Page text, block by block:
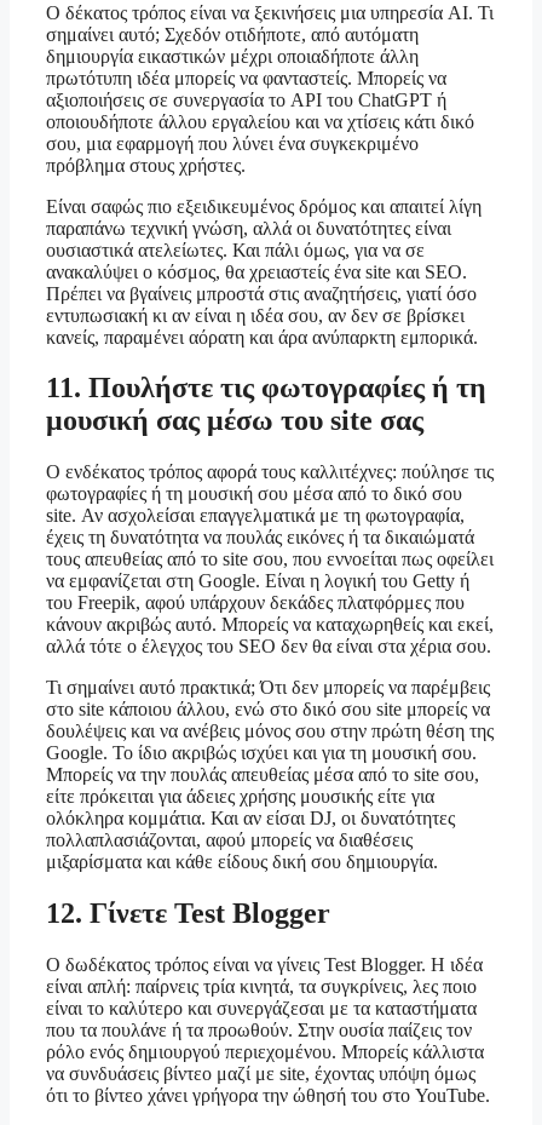
Ο δέκατος τρόπος είναι να ξεκινήσεις μια υπηρεσία AI. Τι
σημαίνει αυτό; Σχεδόν οτιδήποτε, από αυτόματη
δημιουργία εικαστικών μέχρι οποιαδήποτε άλλη
πρωτότυπη ιδέα μπορείς να φανταστείς. Μπορείς να
αξιοποιήσεις σε συνεργασία το API του ChatGPT ή
οποιουδήποτε άλλου εργαλείου και να χτίσεις κάτι δικό
σου, μια εφαρμογή που λύνει ένα συγκεκριμένο
πρόβλημα στους χρήστες.
Είναι σαφώς πιο εξειδικευμένος δρόμος και απαιτεί λίγη
παραπάνω τεχνική γνώση, αλλά οι δυνατότητες είναι
ουσιαστικά ατελείωτες. Και πάλι όμως, για να σε
ανακαλύψει ο κόσμος, θα χρειαστείς ένα site και SEO.
Πρέπει να βγαίνεις μπροστά στις αναζητήσεις, γιατί όσο
εντυπωσιακή κι αν είναι η ιδέα σου, αν δεν σε βρίσκει
κανείς, παραμένει αόρατη και άρα ανύπαρκτη εμπορικά.
11. Πουλήστε τις φωτογραφίες ή τη
μουσική σας μέσω του site σας
Ο ενδέκατος τρόπος αφορά τους καλλιτέχνες: πούλησε τις
φωτογραφίες ή τη μουσική σου μέσα από το δικό σου
site. Αν ασχολείσαι επαγγελματικά με τη φωτογραφία,
έχεις τη δυνατότητα να πουλάς εικόνες ή τα δικαιώματά
τους απευθείας από το site σου, που εννοείται πως οφείλει
να εμφανίζεται στη Google. Είναι η λογική του Getty ή
του Freepik, αφού υπάρχουν δεκάδες πλατφόρμες που
κάνουν ακριβώς αυτό. Μπορείς να καταχωρηθείς και εκεί,
αλλά τότε ο έλεγχος του SEO δεν θα είναι στα χέρια σου.
Τι σημαίνει αυτό πρακτικά; Ότι δεν μπορείς να παρέμβεις
στο site κάποιου άλλου, ενώ στο δικό σου site μπορείς να
δουλέψεις και να ανέβεις μόνος σου στην πρώτη θέση της
Google. Το ίδιο ακριβώς ισχύει και για τη μουσική σου.
Μπορείς να την πουλάς απευθείας μέσα από το site σου,
είτε πρόκειται για άδειες χρήσης μουσικής είτε για
ολόκληρα κομμάτια. Και αν είσαι DJ, οι δυνατότητες
πολλαπλασιάζονται, αφού μπορείς να διαθέσεις
μιξαρίσματα και κάθε είδους δική σου δημιουργία.
12. Γίνετε Test Blogger
Ο δωδέκατος τρόπος είναι να γίνεις Test Blogger. Η ιδέα
είναι απλή: παίρνεις τρία κινητά, τα συγκρίνεις, λες ποιο
είναι το καλύτερο και συνεργάζεσαι με τα καταστήματα
που τα πουλάνε ή τα προωθούν. Στην ουσία παίζεις τον
ρόλο ενός δημιουργού περιεχομένου. Μπορείς κάλλιστα
να συνδυάσεις βίντεο μαζί με site, έχοντας υπόψη όμως
ότι το βίντεο χάνει γρήγορα την ώθησή του στο YouTube.